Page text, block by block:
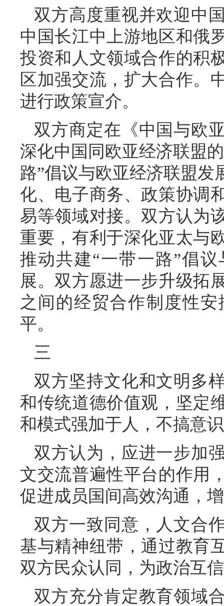
双方高度重视并欢迎中
中国长江中上游地区和俄
投资和人文领域合作的积
区加强交流，扩大合作。
进行政策宣介。
双方商定在《中国与欧
深化中国同欧亚经济联盟
路”倡议与欧亚经济联盟
化、电子商务、政策协调
易等领域对接。双方认为
重要，有利于深化亚太与
推动共建“一带一路”倡
展。双方愿进一步升级拓
之间的经贸合作制度性
平。
三
双方坚持文化和文明多
和传统道德价值观，坚定
和模式强加于人，不搞意
双方认为，应进一步加
文交流普遍性平台的作用
促进成员国间高效沟通，
双方一致同意，人文合
基与精神纽带，通过教育
双方民众认同，为政治互
双方充分肯定教育领域